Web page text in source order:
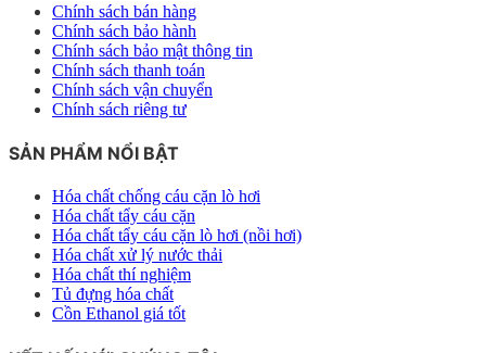
Chính sách bán hàng
Chính sách bảo hành
Chính sách bảo mật thông tin
Chính sách thanh toán
Chính sách vận chuyển
Chính sách riêng tư
SẢN PHẨM NỔI BẬT
Hóa chất chống cáu cặn lò hơi
Hóa chất tẩy cáu cặn
Hóa chất tẩy cáu cặn lò hơi (nồi hơi)
Hóa chất xử lý nước thải
Hóa chất thí nghiệm
Tủ đựng hóa chất
Cồn Ethanol giá tốt